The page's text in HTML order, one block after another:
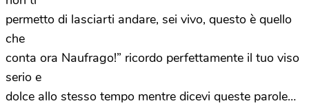
permetto di lasciarti andare, sei vivo, questo è quello
che
conta ora Naufrago!” ricordo perfettamente il tuo viso
serio e
dolce allo stesso tempo mentre dicevi queste parole…